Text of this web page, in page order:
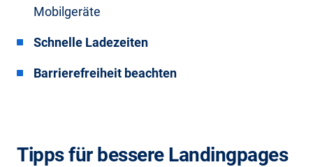
Mobilgeräte
Schnelle Ladezeiten
Barrierefreiheit beachten
Tipps für bessere Landingpages